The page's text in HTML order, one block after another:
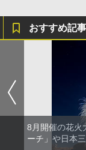
おすすめ記事
8月開催の花火
ーチ」や日本